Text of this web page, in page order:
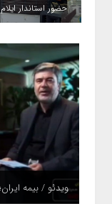
حضور استاندار ایلام
ویدئو / بیمه